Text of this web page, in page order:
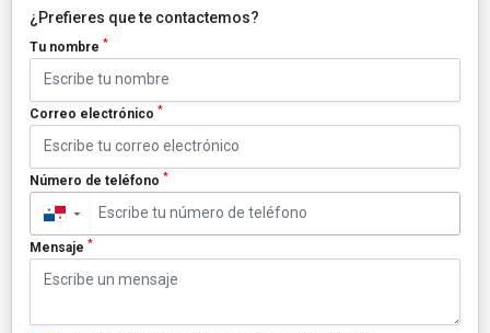
¿Prefieres que te contactemos?
Tu nombre *
Correo electrónico *
Número de teléfono *
▼
Mensaje *